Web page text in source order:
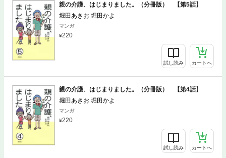
親の介護、はじまりました。（分冊版） 【第5話】
堀田あきお 堀田かよ
マンガ
220
試し読み カートへ
親の介護、はじまりました。（分冊版） 【第4話】
堀田あきお 堀田かよ
マンガ
220
試し読み カートへ